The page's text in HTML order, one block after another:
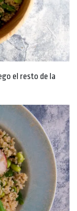
el resto de la